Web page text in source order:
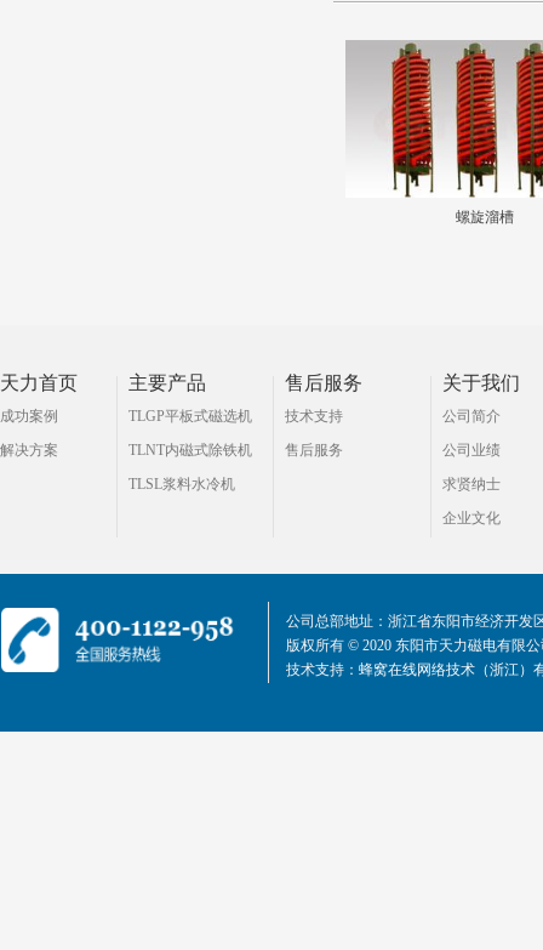
螺旋溜槽
天力首页
成功案例
解决方案
主要产品
TLGP平板式磁选机
TLNT内磁式除铁机
TLSL浆料水冷机
售后服务
技术支持
售后服务
关于我们
公司简介
公司业绩
求贤纳士
企业文化
公司总部地址：浙江省东阳市经济开发
版权所有 © 2020 东阳市天力磁电有限
技术支持： 蜂窝在线网络技术（浙江）